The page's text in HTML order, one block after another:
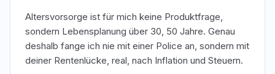
Altersvorsorge ist für mich keine Produktfrage,
sondern Lebensplanung über 30, 50 Jahre. Genau
deshalb fange ich nie mit einer Police an, sondern mit
deiner Rentenlücke, real, nach Inflation und Steuern.